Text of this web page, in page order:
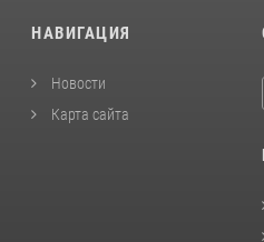
НАВИГАЦИЯ
Новости
Карта сайта